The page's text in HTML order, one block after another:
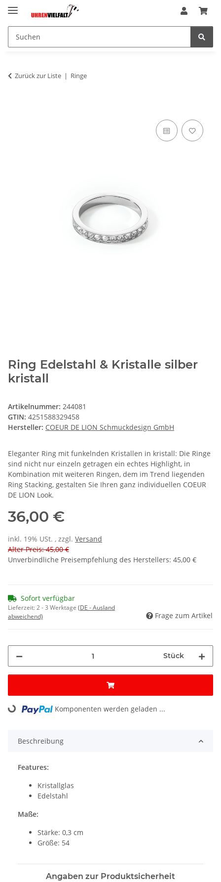
Zurück zur Liste Ringe
Ring Edelstahl & Kristalle silber
kristall
Artikelnummer: 244081
GTIN: 4251588329458
Hersteller: COEUR DE LION Schmuckdesign GmbH
Eleganter Ring mit funkelnden Kristallen in kristall: Die Ringe
sind nicht nur einzeln getragen ein echtes Highlight, in
Kombination mit weiteren Ringen, dem im Trend liegenden
Ring Stacking, gestalten Sie Ihren ganz individuellen COEUR
DE LION Look.
36,00 €
inkl. 19% USt. , zzgl. Versand
Alter Preis: 45,00 €
Unverbindliche Preisempfehlung des Herstellers: 45,00 €
Sofort verfügbar
Lieferzeit:2 - 3 Werktage (DE - Ausland
abweichend)
Frage zum Artikel
Stück
Loading... Komponenten werden geladen ...
Beschreibung
Features:
Kristallglas
Edelstahl
Maße:
Stärke: 0,3 cm
Größe: 54
Angaben zur Produktsicherheit